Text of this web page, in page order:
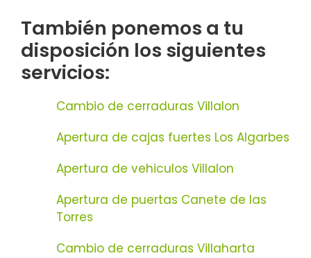
También ponemos a tu
disposición los siguientes
servicios:
Cambio de cerraduras Villalon
Apertura de cajas fuertes Los Algarbes
Apertura de vehiculos Villalon
Apertura de puertas Canete de las
Torres
Cambio de cerraduras Villaharta